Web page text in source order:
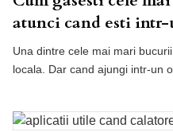
atunci cand esti
Una dintre cele mai mari
locala. Dar cand ajungi intr-un